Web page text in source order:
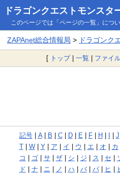
ドラゴンクエストモンス
このページでは「ページの一覧」につ
ZAPAnet総合情報局 > ドラゴンク
[ トップ| 一覧 | ファイ
記号| A| B C| D| E| F| H J
T| W| Y| ア イ ウ エ オ カ
コ
ゴ| サ| ザ| シ ジ ス セ
ド
ナ ニ ノ ハ バ| パ| ヒ